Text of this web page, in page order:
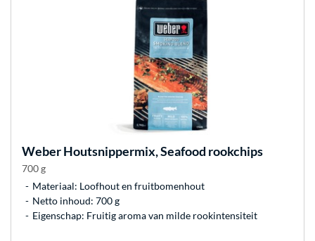
WeberHoutsnippermix, Seafood rookchips
700 g
Materiaal: Loofhout en fruitbomenhout
Netto inhoud: 700 g
Eigenschap: Fruitig aroma van milde rookintensiteit